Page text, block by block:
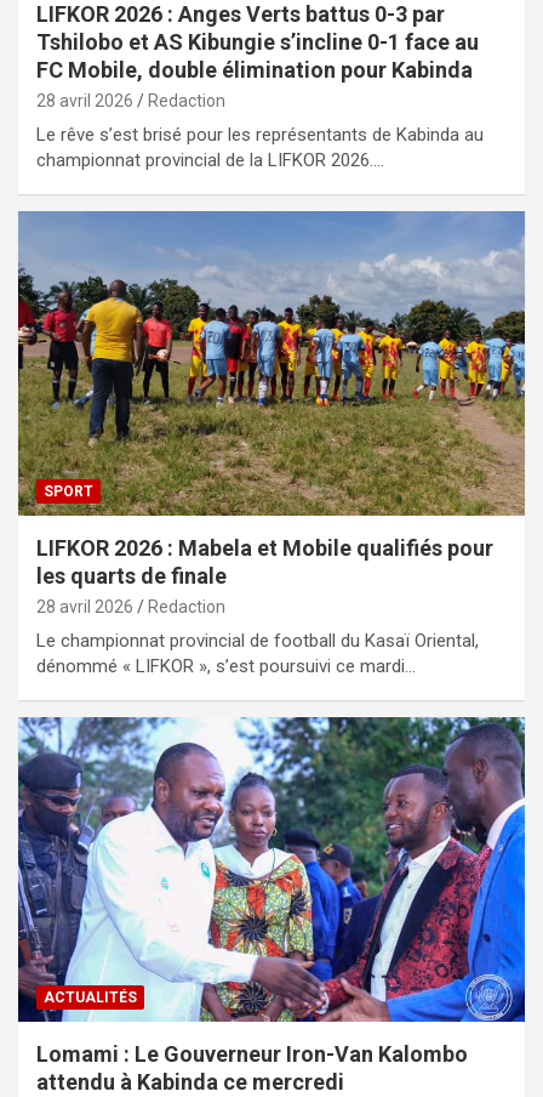
LIFKOR 2026 : Anges Verts battus 0-3 par
Tshilobo et AS Kibungie s’incline 0-1 face au
FC Mobile, double élimination pour Kabinda
28 avril 2026 Redaction
Le rêve s’est brisé pour les représentants de Kabinda au
championnat provincial de la LIFKOR 2026.…
SPORT
LIFKOR 2026 : Mabela et Mobile qualifiés pour
les quarts de finale
28 avril 2026 Redaction
Le championnat provincial de football du Kasaï Oriental,
dénommé « LIFKOR », s’est poursuivi ce mardi…
ACTUALITÉS
Lomami : Le Gouverneur Iron-Van Kalombo
attendu à Kabinda ce mercredi